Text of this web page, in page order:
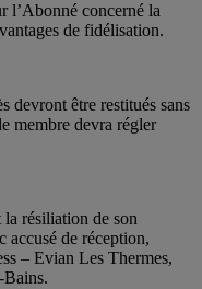
l’Abonné concerné la
de fidélisation.
devront être restitués sans
membre devra régler
résiliation de son
accusé de réception,
– Evian Les Thermes,